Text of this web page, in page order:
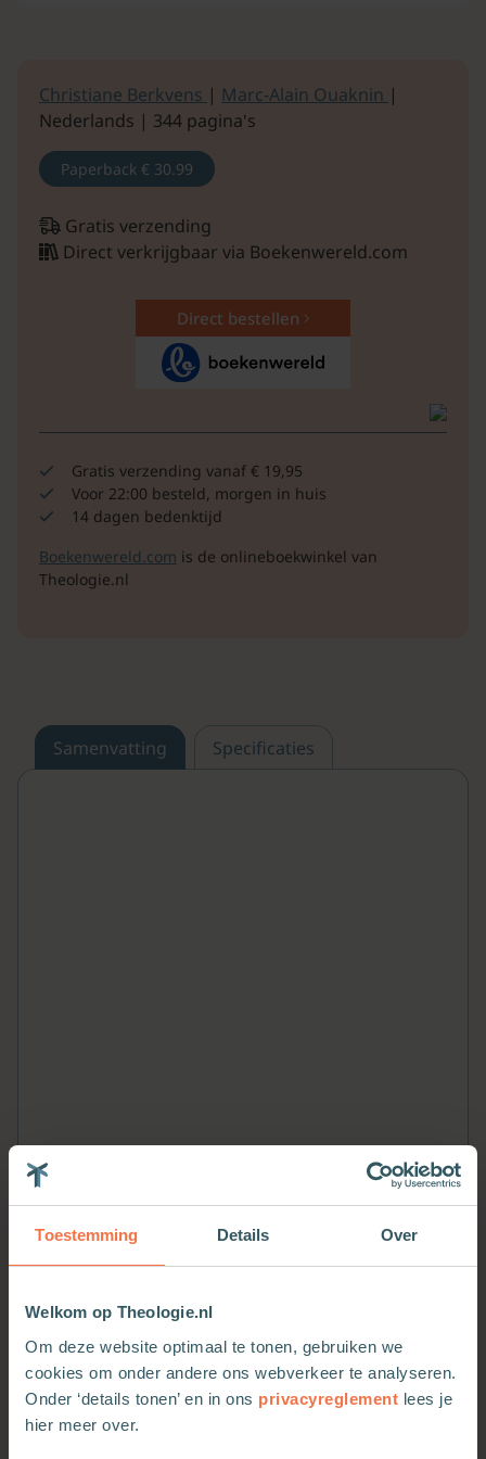
Toestemming Details Over
Welkom op Theologie.nl
Om deze website optimaal te tonen, gebruiken we
cookies om onder andere ons webverkeer te analyseren.
Onder ‘details tonen’ en in ons privacyreglement lees je
hier meer over.
Christiane Berkvens | Marc-Alain Ouaknin |
Nederlands | 344 pagina's
Paperback € 30.99
Gratis verzending
Direct verkrijgbaar via Boekenwereld.com
Direct bestellen
Gratis verzending vanaf € 19,95
Voor 22:00 besteld, morgen in huis
14 dagen bedenktijd
Boekenwereld.com is de onlineboekwinkel van
Theologie.nl
Samenvatting Specificaties
Meer van deze auteur